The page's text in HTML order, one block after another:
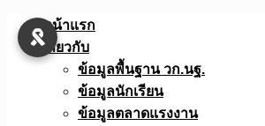
Skip
หน้าแรก
เกี่ยวกับ
ข้อมูลพื้นฐาน วก.นฐ.
ข้อมูลนักเรียน
ข้อมูลตลาดแรงงาน